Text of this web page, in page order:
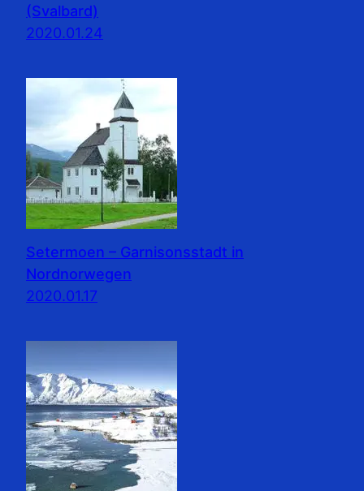
(Svalbard)
2020.01.24
Setermoen – Garnisonsstadt in
Nordnorwegen
2020.01.17